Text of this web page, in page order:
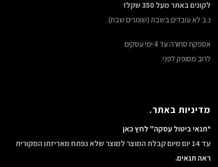
לקונים באתר מעל 350 שקל!
נ.ב לא עובדים בשבת (שומרים שבת).
אספקת סחורה עד 4 ימי עסקים
לרוב מסופק לפני.
מדיניות באתר.
*תנאי ביטול עסקה" לחץ כאן
עד 14 יום מיום קבלת המוצר למוצר שלא נפתח מאריזתו המקורית
ראה תנאים.